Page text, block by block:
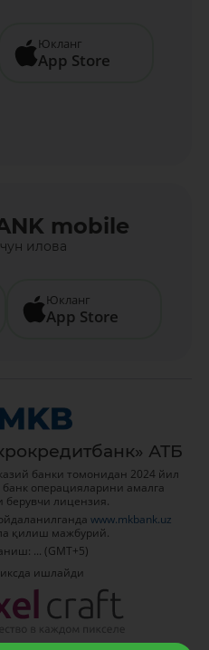
Юкланг
App Store
mobile
илова
Юкланг
App Store
АТБ
банки томонидан 2024 йил
операцияларини амалга
лицензия.
www.mkbank.uz
қилиш мажбурий.
... (GMT+5)
ишлайди